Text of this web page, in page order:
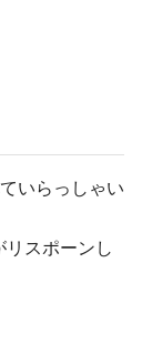
いらっしゃい
スポーンし